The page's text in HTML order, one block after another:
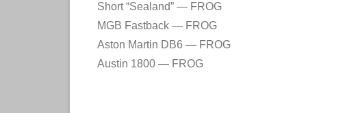
Short “Sealand” — FROG
MGB Fastback — FROG
Aston Martin DB6 — FROG
Austin 1800 — FROG